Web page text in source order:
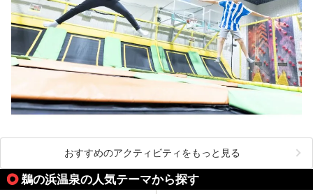
おすすめのアクティビティをもっと見る
鵜の浜温泉の人気テーマから探す